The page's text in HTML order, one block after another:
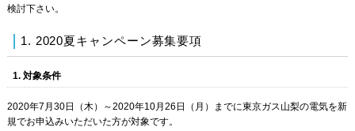
検討下さい。
1. 2020夏キャンペーン募集要項
1. 対象条件
2020年7月30日（木）～2020年10月26日（月）までに東京ガス山梨の電気を新
規でお申込みいただいた方が対象です。